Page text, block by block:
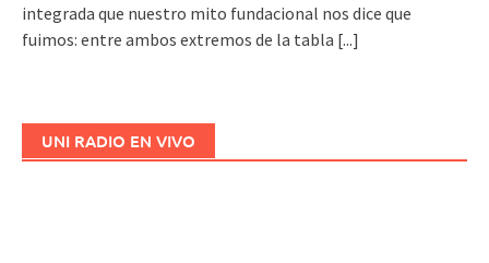
integrada que nuestro mito fundacional nos dice que
fuimos: entre ambos extremos de la tabla [...]
UNI RADIO EN VIVO